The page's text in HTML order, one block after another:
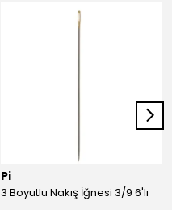
Pi
3 Boyutlu Nakış İğnesi 3/9 6'lı